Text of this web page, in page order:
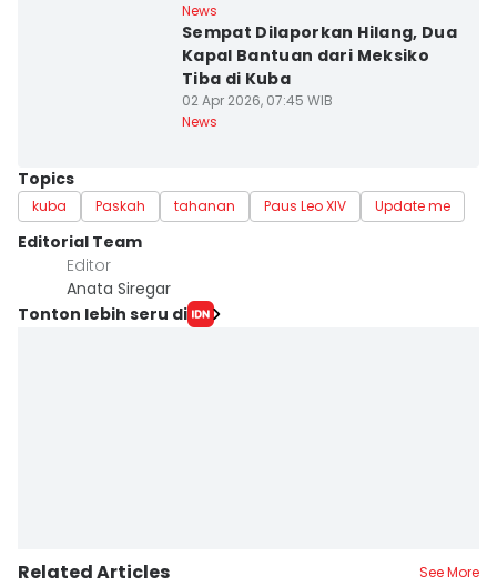
News
Sempat Dilaporkan Hilang, Dua
Kapal Bantuan dari Meksiko
Tiba di Kuba
02 Apr 2026, 07:45 WIB
News
Topics
kuba Paskah tahanan Paus Leo XIV Update me
Editorial Team
Editor
Anata Siregar
Tonton lebih seru di
Related Articles See More